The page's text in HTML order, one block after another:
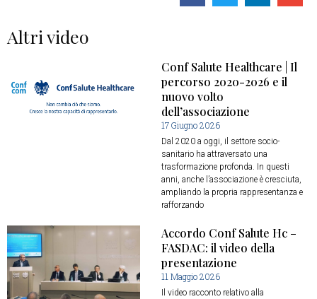
Altri video
Conf Salute Healthcare | Il
percorso 2020-2026 e il
nuovo volto
dell’associazione
17 Giugno 2026
Dal 2020 a oggi, il settore socio-
sanitario ha attraversato una
trasformazione profonda. In questi
anni, anche l’associazione è cresciuta,
ampliando la propria rappresentanza e
rafforzando
Accordo Conf Salute Hc –
FASDAC: il video della
presentazione
11 Maggio 2026
Il video racconto relativo alla